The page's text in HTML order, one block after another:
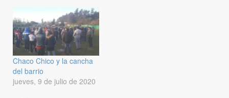
Chaco Chico y la cancha
del barrio
jueves, 9 de julio de 2020